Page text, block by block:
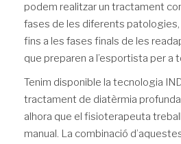
podem realitzar un tractament
fases de les diferents
fins a les fases finals de les
que preparen a l’esportista per a
Tenim disponible la tecnologia
tractament de diatèrmia
alhora que el fisioterapeuta
manual. La combinació